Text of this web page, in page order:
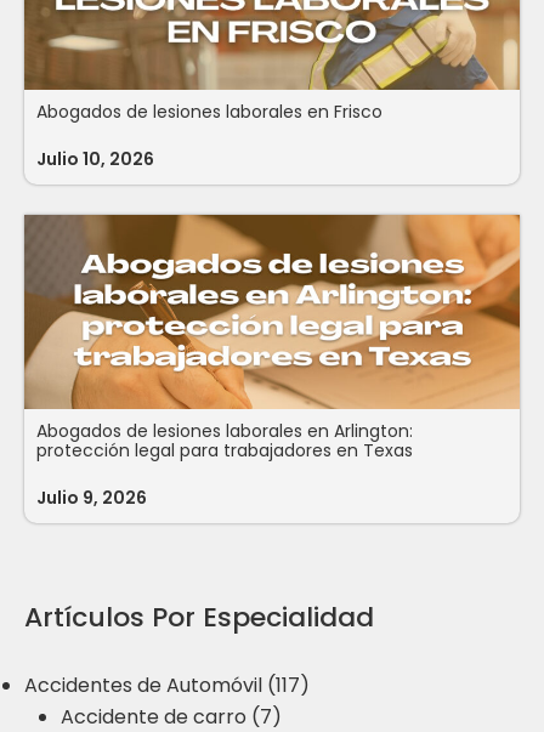
Abogados de lesiones laborales en Frisco
Julio 10, 2026
Abogados de lesiones laborales en Arlington:
protección legal para trabajadores en Texas
Julio 9, 2026
Artículos Por Especialidad
Accidentes de Automóvil (117)
Accidente de carro (7)